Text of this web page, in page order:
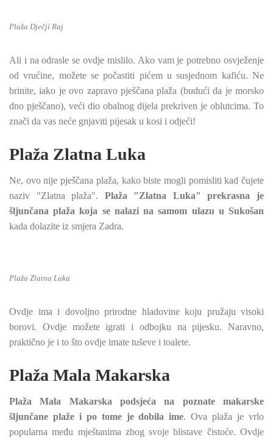
Plaža Dječji Raj
Ali i na odrasle se ovdje mislilo. Ako vam je potrebno osvježenje
od vrućine, možete se počastiti pićem u susjednom kafiću. Ne
brinite, iako je ovo zapravo pješčana plaža (budući da je morsko
dno pješčano), veći dio obalnog dijela prekriven je oblutcima. To
znači da vas neće gnjaviti pijesak u kosi i odjeći!
Plaža Zlatna Luka
Ne, ovo nije pješčana plaža, kako biste mogli pomisliti kad čujete
naziv "Zlatna plaža". Plaža "Zlatna Luka" prekrasna je
šljunčana plaža koja se nalazi na samom ulazu u Sukošan
kada dolazite iz smjera Zadra.
Plaža Zlatna Luka
Ovdje ima i dovoljno prirodne hladovine koju pružaju visoki
borovi. Ovdje možete igrati i odbojku na pijesku. Naravno,
praktično je i to što ovdje imate tuševe i toalete.
Plaža Mala Makarska
Plaža Mala Makarska podsjeća na poznate makarske
šljunčane plaže i po tome je dobila ime. Ova plaža je vrlo
popularna među mještanima zbog svoje blistave čistoće. Ovdje